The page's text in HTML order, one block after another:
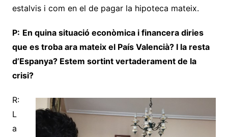
estalvis i com en el de pagar la hipoteca mateix.
P: En quina situació econòmica i financera diries
que es troba ara mateix el País Valencià? I la resta
d’Espanya? Estem sortint vertaderament de la
crisi?
R:
L
a